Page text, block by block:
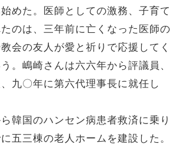
めた。医師としての激務、子育て
のは、三年前に亡くなった医師の
会の友人が愛と祈りで応援してく
。嶋崎さんは六六年から評議員、
九〇年に第六代理事長に就任し
韓国のハンセン病患者救済に乗り
五三棟の老人ホームを建設した。